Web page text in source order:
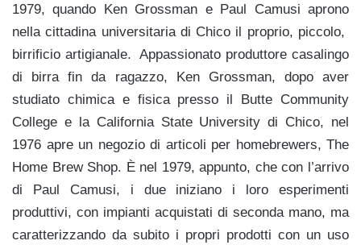
1979, quando Ken Grossman e Paul Camusi aprono
nella cittadina universitaria di Chico il proprio, piccolo,
birrificio artigianale. Appassionato produttore casalingo
di birra fin da ragazzo, Ken Grossman, dopo aver
studiato chimica e fisica presso il Butte Community
College e la California State University di Chico, nel
1976 apre un negozio di articoli per homebrewers, The
Home Brew Shop. È nel 1979, appunto, che con l’arrivo
di Paul Camusi, i due iniziano i loro esperimenti
produttivi, con impianti acquistati di seconda mano, ma
caratterizzando da subito i propri prodotti con un uso